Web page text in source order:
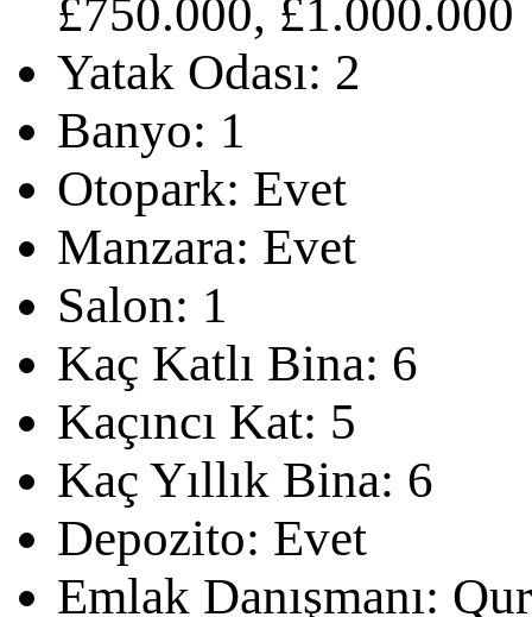
£750.000, £1.000.000
Yatak Odası: 2
Banyo: 1
Otopark: Evet
Manzara: Evet
Salon: 1
Kaç Katlı Bina: 6
Kaçıncı Kat: 5
Kaç Yıllık Bina: 6
Depozito: Evet
Emlak Danışmanı: